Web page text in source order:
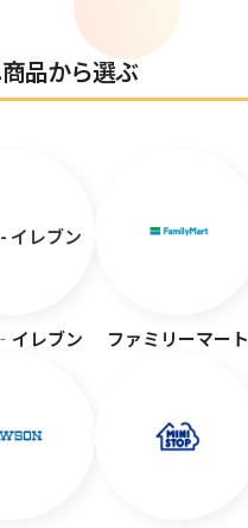
品から選ぶ
イレブン
イレブン ファミリーマート